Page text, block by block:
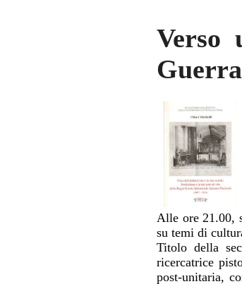
Verso
Guerra
Alle ore 21.00,
su temi di
Titolo della
ricercatrice
post-unitaria,